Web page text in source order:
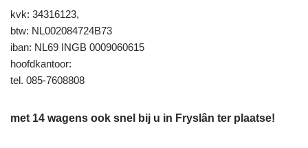
kvk: 34316123,
btw: NL002084724B73
iban: NL69 INGB 0009060615
hoofdkantoor:
tel. 085-7608808
met 14 wagens ook snel bij u in Fryslân ter plaatse!